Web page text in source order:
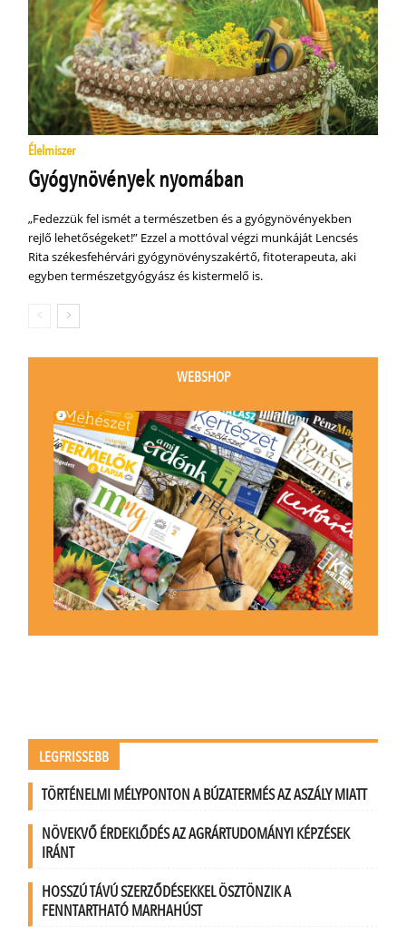
Élelmiszer
Gyógynövények nyomában
„Fedezzük fel ismét a természetben és a gyógynövényekben
rejlő lehetőségeket!” Ezzel a mottóval végzi munkáját Lencsés
Rita székesfehérvári gyógynövényszakértő, fitoterapeuta, aki
egyben természetgyógyász és kistermelő is.
WEBSHOP
LEGFRISSEBB
TÖRTÉNELMI MÉLYPONTON A BÚZATERMÉS AZ ASZÁLY MIATT
NÖVEKVŐ ÉRDEKLŐDÉS AZ AGRÁRTUDOMÁNYI KÉPZÉSEK
IRÁNT
HOSSZÚ TÁVÚ SZERZŐDÉSEKKEL ÖSZTÖNZIK A
FENNTARTHATÓ MARHAHÚST